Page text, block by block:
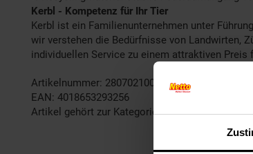
Kerbl - Kompetenz für Ihr Tier
Kerbl ist ein Familienunternehmen unter
wir verstehen die Bedürfnisse von Landwirten,
individuellen Service zu einem attraktiven
Artikelnummer: 2807021000
EAN: 4018653293256
Artikel gehört zur Kategorie:Kleintier-Zubehör